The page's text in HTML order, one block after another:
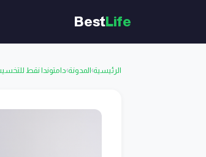
BestLife
الرئيسية›المدونة›دامتوندا نقط